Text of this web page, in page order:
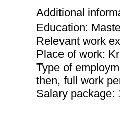
Additional
Education:
Relevant work
Place of work:
Type of
then, full work
Salary package: